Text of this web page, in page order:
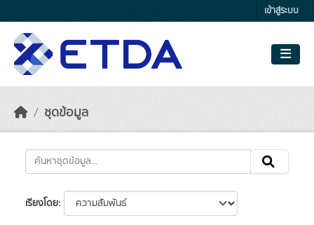
เข้าสู่ระบบ
ชุดข้อมูล
เรียงโดย